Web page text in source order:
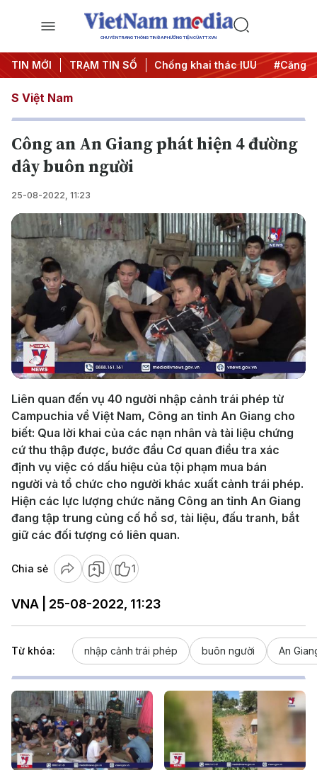
CHUYÊN TRANG THÔNG TIN ĐA PHƯƠNG TIỆN CỦA TTXVN
TIN MỚI TRẠM TIN SỐ
500 ngày đêm #Chống khai thác IUU #Căng thẳng
S Việt Nam
Công an An Giang phát hiện 4 đường
dây buôn người
25-08-2022, 11:23
Play
Video
Liên quan đến vụ 40 người nhập cảnh trái phép từ
Campuchia về Việt Nam, Công an tỉnh An Giang cho
biết: Qua lời khai của các nạn nhân và tài liệu chứng
cứ thu thập được, bước đầu Cơ quan điều tra xác
định vụ việc có dấu hiệu của tội phạm mua bán
người và tổ chức cho người khác xuất cảnh trái phép.
Hiện các lực lượng chức năng Công an tỉnh An Giang
đang tập trung củng cố hồ sơ, tài liệu, đấu tranh, bắt
giữ các đối tượng có liên quan.
Chia sẻ 1
VNA | 25-08-2022, 11:23
Từ khóa: nhập cảnh trái phép buôn người An